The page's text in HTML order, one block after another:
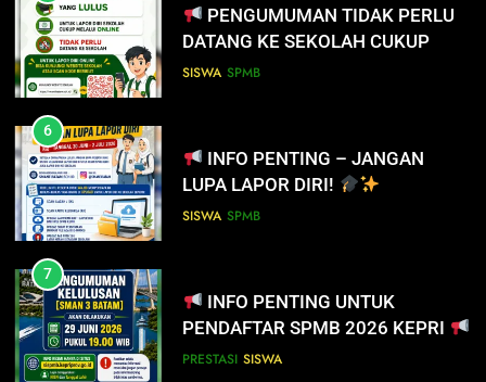
LUPA LAPOR DIRI!
SISWA SPMB
7
PENDAFTAR SPMB 2026 KEPRI
PRESTASI SISWA
8
BARU SMA/SMK PROVINSI
KEPULAUAN RIAU 2026
PRESTASI SISWA
PENGUMUMAN TIDAK PERLU
DATANG KE SEKOLAH CUKUP
MELALUI ONLINE
SISWA SPMB
6
INFO PENTING – JANGAN
LUPA LAPOR DIRI!
SISWA SPMB
7
INFO PENTING UNTUK
PENDAFTAR SPMB 2026 KEPRI
PRESTASI SISWA